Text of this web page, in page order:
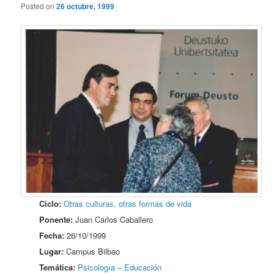
Posted on26 octubre, 1999
Ciclo: Otras culturas, otras formas de vida
Ponente: Juan Carlos Caballero
Fecha: 26/10/1999
Lugar: Campus Bilbao
Temática: Psicología – Educación